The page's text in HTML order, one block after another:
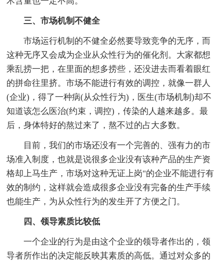
三、市场机制不健全
市场运行机制的不健全必然要导致竞争的无序，而
这种无序又会成为企业从众性行为的催化剂。大家都想
乘乱捞一把，在里面的想多捞些，还没进去而看着眼红
的拼命往里挤。市场不能进行有效的调控，就像一群人
(企业)，得了一种病(从众性行为)，医生(市场机制)却不
知道该怎么医治(约束，调控)，传染的人越来越多。最
后，身体特好的熬过来了，熬不过的占大多数。
目前，我们的市场还没有一个完善的、强有力的市
场准入制度，也就是说很多企业没有该种产品的生产资
格却上马生产，市场对这种无证上岗"的企业不能进行有
效的制约，这样就会造成很多企业没有完备的生产手续
也能生产，为从众性行为的发生开了方便之门。
四、领导素质比较低
一个企业的行为是由这个企业的领导者作出的，领
导者所作出的决定能反映其素质的高低。通过对众多的